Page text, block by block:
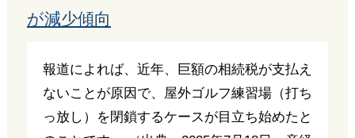
が減少傾向
報道によれば、近年、巨額の相続税が支払え
ないことが原因で、屋外ゴルフ練習場（打ち
っ放し）を閉鎖するケースが目立ち始めたと